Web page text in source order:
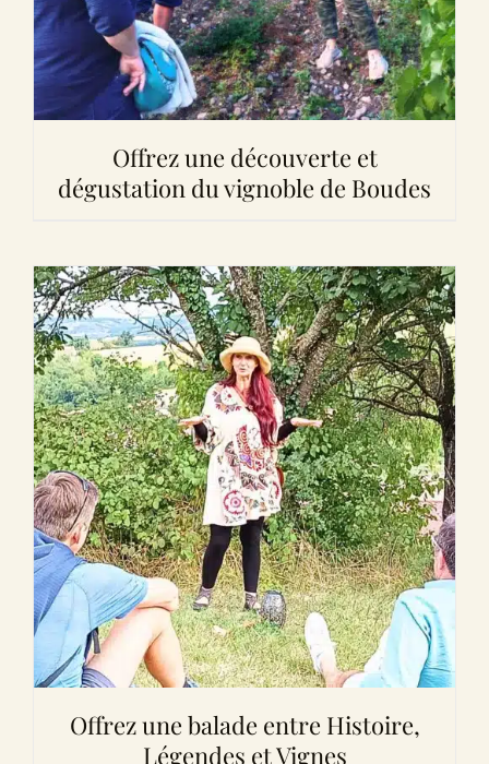
Offrez une découverte et
dégustation du vignoble de Boudes
Offrez une balade entre Histoire,
Légendes et Vignes